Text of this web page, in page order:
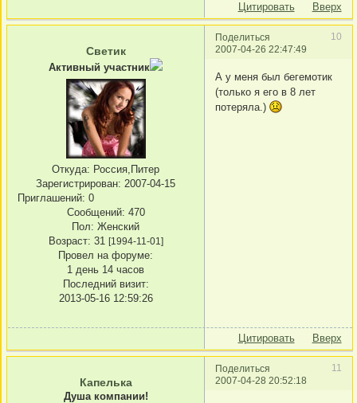
Цитировать Вверх
Поделиться
10
2007-04-26 22:47:49
Светик
Активный участник
Откуда: Россия,Питер
Зарегистрирован: 2007-04-15
Приглашений: 0
Сообщений: 470
Пол: Женский
Возраст: 31 [1994-11-01]
Провел на форуме:
1 день 14 часов
Последний визит:
2013-05-16 12:59:26
А у меня был бегемотик
(только я его в 8 лет
потеряла.)
Цитировать Вверх
Поделиться
11
2007-04-28 20:52:18
Капелька
Душа компании!